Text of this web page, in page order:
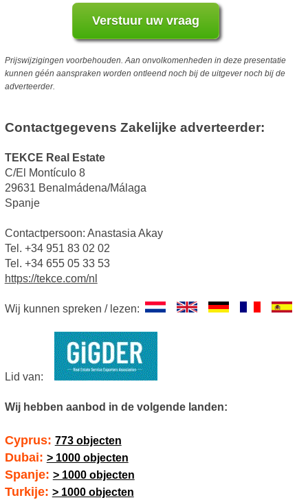
Prijswijzigingen voorbehouden. Aan onvolkomenheden in deze presentatie
kunnen géén aanspraken worden ontleend noch bij de uitgever noch bij de
adverteerder.
Contactgegevens Zakelijke adverteerder:
TEKCE Real Estate
C/El Montículo 8
29631 Benalmádena/Málaga
Spanje
Contactpersoon: Anastasia Akay
Tel. +34 951 83 02 02
Tel. +34 655 05 33 53
https://tekce.com/nl
Wij kunnen spreken / lezen:
Lid van:
Wij hebben aanbod in de volgende landen:
Cyprus: 773 objecten
Dubai: > 1000 objecten
Spanje: > 1000 objecten
Turkije: > 1000 objecten